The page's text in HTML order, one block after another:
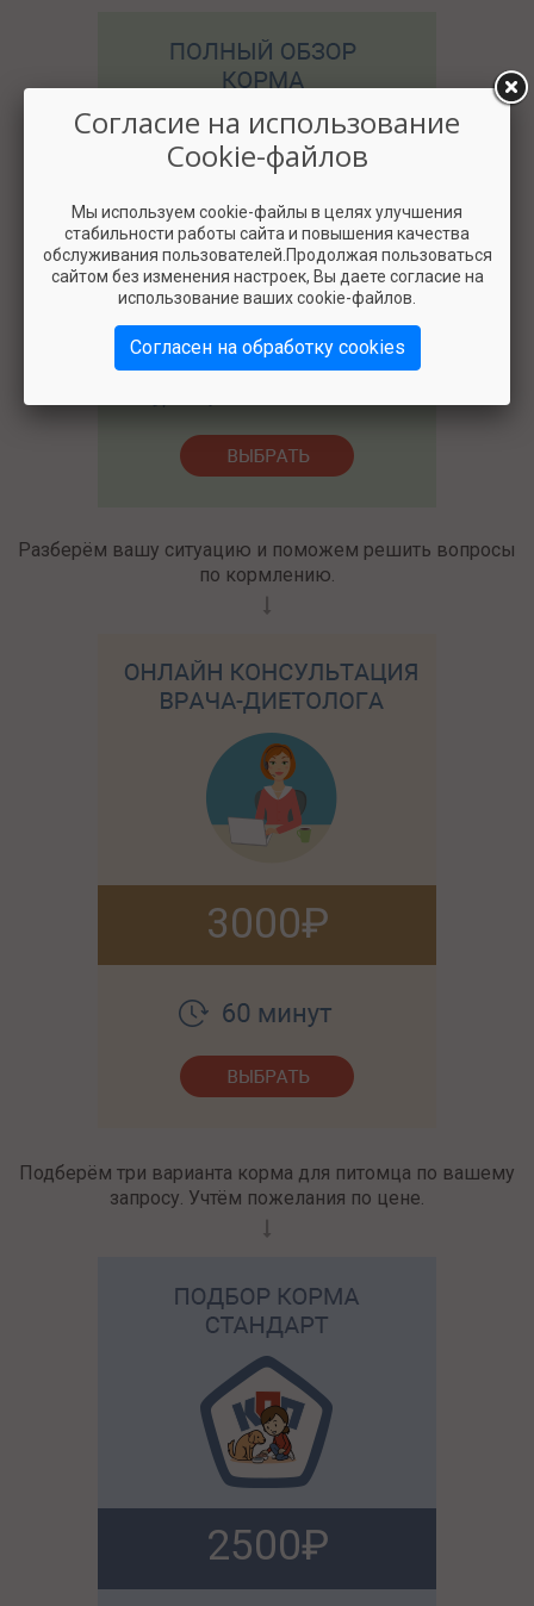
2500
Разберём вашу ситуацию и поможем решить вопросы
по кормлению.
3000
Подберём три варианта корма для питомца по вашему
запросу. Учтём пожелания по цене.
2500
Согласие на использование
Cookie-файлов
Мы используем cookie-файлы в целях улучшения
стабильности работы сайта и повышения качества
обслуживания пользователей.Продолжая пользоваться
сайтом без изменения настроек, Вы даете согласие на
использование ваших cookie-файлов.
Согласен на обработку cookies